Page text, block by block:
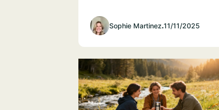
Sophie Martinez.11/11/2025